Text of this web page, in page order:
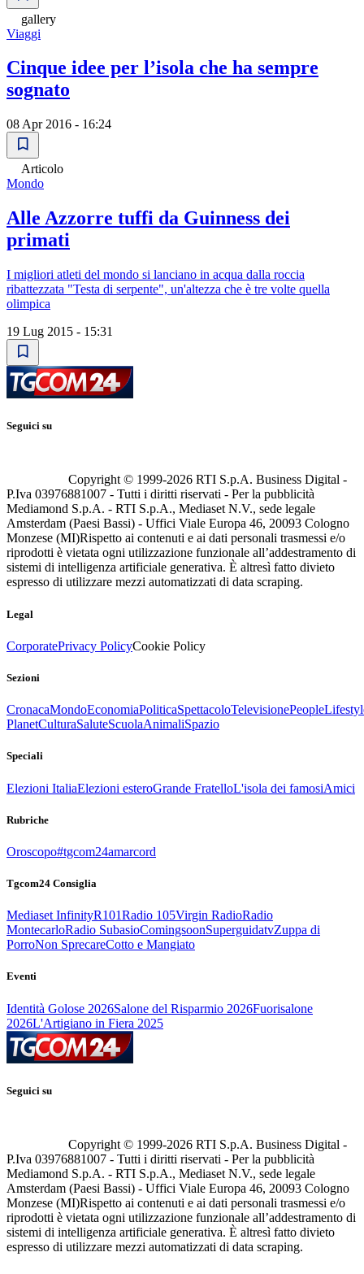
gallery
Viaggi
Cinque idee per l’isola che ha sempre
sognato
08 Apr 2016 - 16:24
Articolo
Mondo
Alle Azzorre tuffi da Guinness dei
primati
I migliori atleti del mondo si lanciano in acqua dalla roccia
ribattezzata "Testa di serpente", un'altezza che è tre volte quella
olimpica
19 Lug 2015 - 15:31
Seguici su
Copyright © 1999-2026 RTI S.p.A. Business Digital -
P.Iva 03976881007 - Tutti i diritti riservati - Per la pubblicità
Mediamond S.p.A. - RTI S.p.A., Mediaset N.V., sede legale
Amsterdam (Paesi Bassi) - Uffici Viale Europa 46, 20093 Cologno
Monzese (MI)Rispetto ai contenuti e ai dati personali trasmessi e/o
riprodotti è vietata ogni utilizzazione funzionale all’addestramento di
sistemi di intelligenza artificiale generativa. È altresì fatto divieto
espresso di utilizzare mezzi automatizzati di data scraping.
Legal
CorporatePrivacy PolicyCookie Policy
Sezioni
CronacaMondoEconomiaPoliticaSpettacoloTelevisionePeople
PlanetCulturaSaluteScuolaAnimaliSpazio
Speciali
Elezioni ItaliaElezioni esteroGrande FratelloL'isola dei famosiAmici
Rubriche
Oroscopo#tgcom24amarcord
Tgcom24 Consiglia
Mediaset InfinityR101Radio 105Virgin RadioRadio
MontecarloRadio SubasioComingsoonSuperguidatvZuppa di
PorroNon SprecareCotto e Mangiato
Eventi
Identità Golose 2026Salone del Risparmio 2026Fuorisalone
2026L'Artigiano in Fiera 2025
Seguici su
Copyright © 1999-2026 RTI S.p.A. Business Digital -
P.Iva 03976881007 - Tutti i diritti riservati - Per la pubblicità
Mediamond S.p.A. - RTI S.p.A., Mediaset N.V., sede legale
Amsterdam (Paesi Bassi) - Uffici Viale Europa 46, 20093 Cologno
Monzese (MI)Rispetto ai contenuti e ai dati personali trasmessi e/o
riprodotti è vietata ogni utilizzazione funzionale all’addestramento di
sistemi di intelligenza artificiale generativa. È altresì fatto divieto
espresso di utilizzare mezzi automatizzati di data scraping.